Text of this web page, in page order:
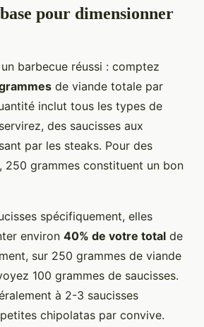
pour dimensionner
barbecue réussi : comptez
de viande totale par
inclut tous les types de
des saucisses aux
par les steaks. Pour des
250 grammes constituent un bon
spécifiquement, elles
environ 40% de votre total de
sur 250 grammes de viande
100 grammes de saucisses.
à 2-3 saucisses
chipolatas par convive.